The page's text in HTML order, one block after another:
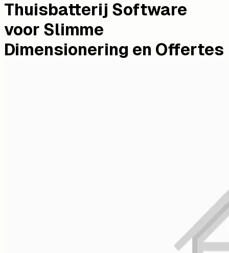
Thuisbatterij Software
voor Slimme
Dimensionering en Offertes